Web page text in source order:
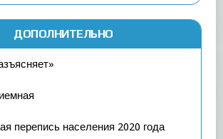
ДОПОЛНИТЕЛЬНО
перепись населения 2020 года